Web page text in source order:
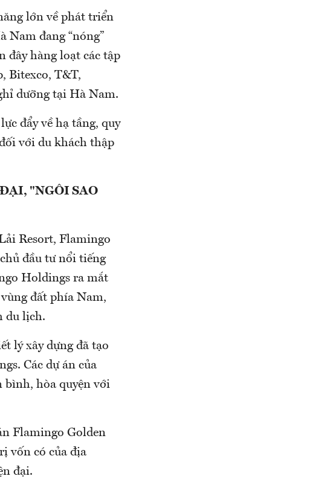
lớn về phát triển
Nam đang “nóng”
đây hàng loạt các tập
Bitexco, T&T,
dưỡng tại Hà Nam.
đẩy về hạ tầng, quy
với du khách thập
"NGÔI SAO
Resort, Flamingo
đầu tư nổi tiếng
Holdings ra mắt
đất phía Nam,
du lịch.
lý xây dựng đã tạo
Các dự án của
bình, hòa quyện với
Flamingo Golden
vốn có của địa
đại.